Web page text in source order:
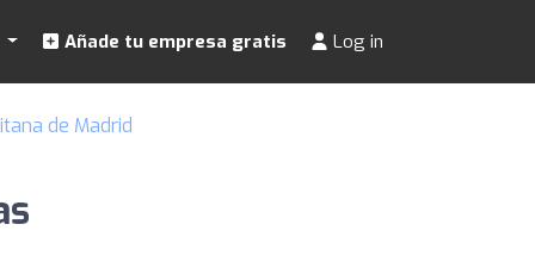
Añade tu empresa gratis Log in
de Madrid